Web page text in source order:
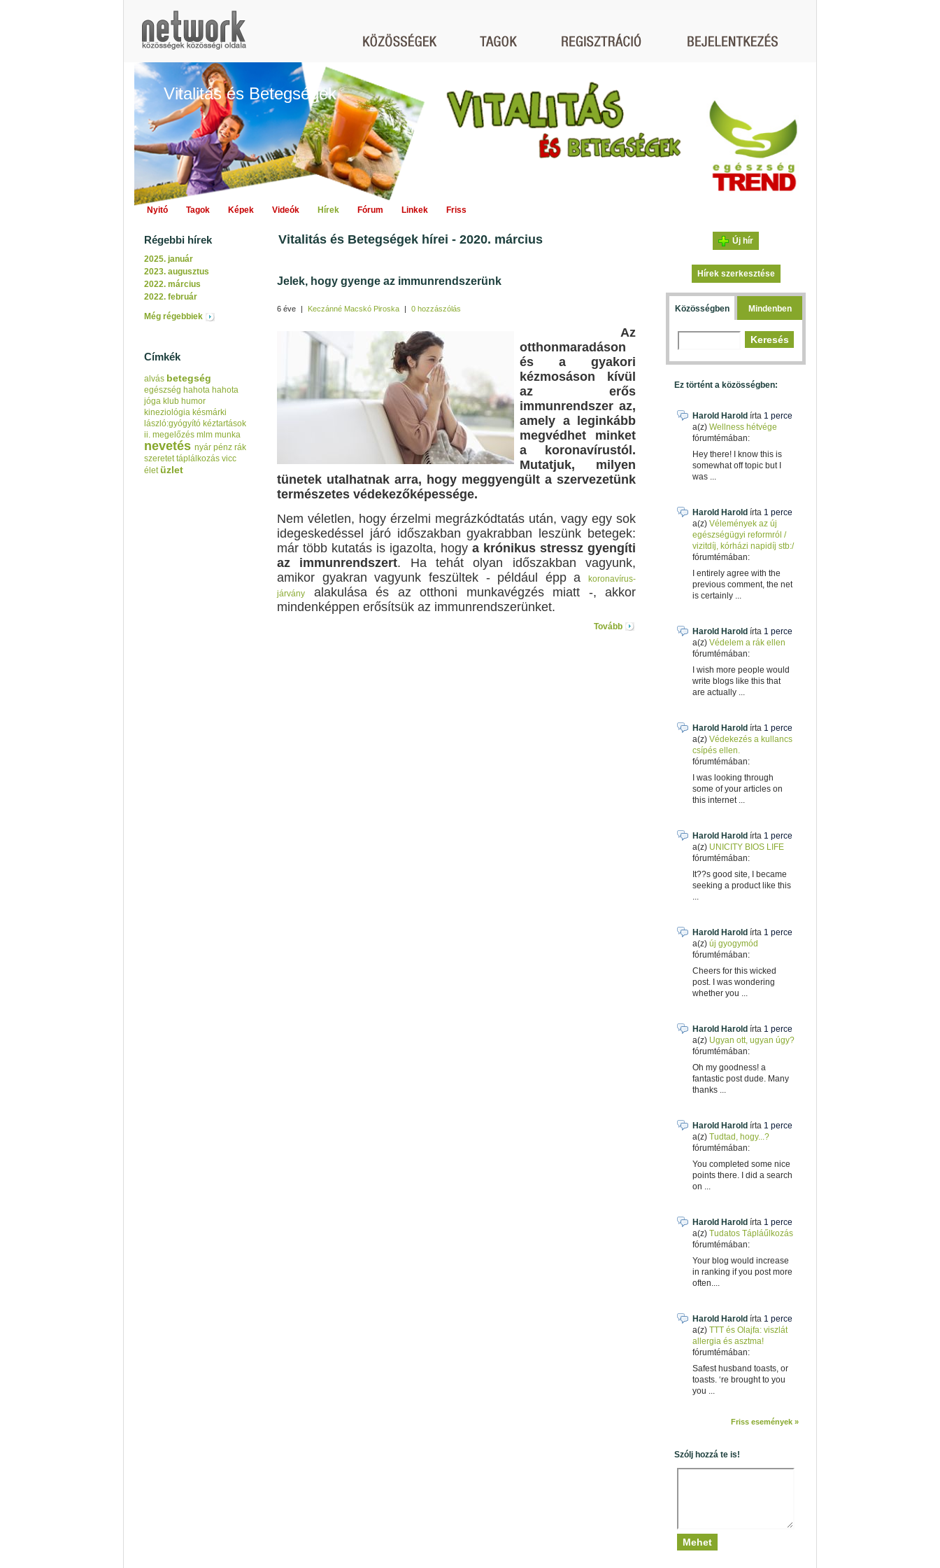
Vitalitás és Betegségek
Nyitó Tagok Képek Videók Hírek Fórum Linkek Friss
Régebbi hírek
2025. január
2023. augusztus
2022. március
2022. február
Még régebbiek
Címkék
alvás betegség
egészség hahota hahota
jóga klub humor
kineziológia késmárki
lászló:gyógyító kéztartások
ii. megelőzés mlm munka
nevetés nyár pénz rák
szeretet táplálkozás vicc
élet üzlet
Vitalitás és Betegségek hírei - 2020. március
Jelek, hogy gyenge az immunrendszerünk
6 éve | Keczánné Macskó Piroska | 0 hozzászólás
Az
otthonmaradáson
és a gyakori
kézmosáson kívül
az erős
immunrendszer az,
amely a leginkább
megvédhet minket
a koronavírustól.
Mutatjuk, milyen
tünetek utalhatnak arra, hogy meggyengült a szervezetünk
természetes védekezőképessége.
Nem véletlen, hogy érzelmi megrázkódtatás után, vagy egy sok
idegeskedéssel járó időszakban gyakrabban leszünk betegek:
már több kutatás is igazolta, hogy a krónikus stressz gyengíti
az immunrendszert. Ha tehát olyan időszakban vagyunk,
amikor gyakran vagyunk feszültek - például épp a
koronavírus-
járvány
alakulása és az otthoni munkavégzés miatt -, akkor
mindenképpen erősítsük az immunrendszerünket.
Tovább
Új hír
Hírek szerkesztése
Közösségben Mindenben
Ez történt a közösségben:
Harold Harold írta 1 perce
a(z) Wellness hétvége
fórumtémában:
Hey there! I know this is
somewhat off topic but I
was ...
Harold Harold írta 1 perce
a(z) Vélemények az új
egészségügyi reformról /
vizitdíj, kórházi napidíj stb:/
fórumtémában:
I entirely agree with the
previous comment, the net
is certainly ...
Harold Harold írta 1 perce
a(z) Védelem a rák ellen
fórumtémában:
I wish more people would
write blogs like this that
are actually ...
Harold Harold írta 1 perce
a(z) Védekezés a kullancs
csípés ellen.
fórumtémában:
I was looking through
some of your articles on
this internet ...
Harold Harold írta 1 perce
a(z) UNICITY BIOS LIFE
fórumtémában:
It??s good site, I became
seeking a product like this
...
Harold Harold írta 1 perce
a(z) új gyogymód
fórumtémában:
Cheers for this wicked
post. I was wondering
whether you ...
Harold Harold írta 1 perce
a(z) Ugyan ott, ugyan úgy?
fórumtémában:
Oh my goodness! a
fantastic post dude. Many
thanks ...
Harold Harold írta 1 perce
a(z) Tudtad, hogy...?
fórumtémában:
You completed some nice
points there. I did a search
on ...
Harold Harold írta 1 perce
a(z) Tudatos Tápláűlkozás
fórumtémában:
Your blog would increase
in ranking if you post more
often....
Harold Harold írta 1 perce
a(z) TTT és Olajfa: viszlát
allergia és asztma!
fórumtémában:
Safest husband toasts, or
toasts. ‘re brought to you
you ...
Friss események »
Szólj hozzá te is!